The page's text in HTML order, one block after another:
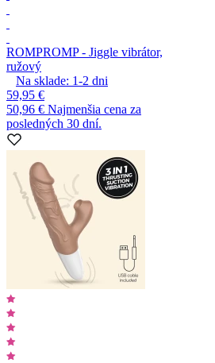
ROMPROMP - Jiggle vibrátor,
ružový
Na sklade: 1-2 dni
59,95 €
50,96 € Najmenšia cena za
posledných 30 dní.